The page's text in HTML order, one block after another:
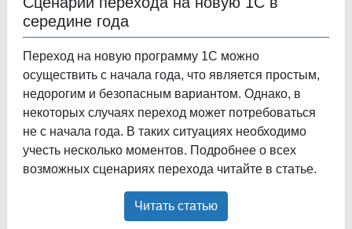
середине года
Переход на новую программу 1С можно
осуществить с начала года, что является простым,
недорогим и безопасным вариантом. Однако, в
некоторых случаях переход может потребоваться
не с начала года. В таких ситуациях необходимо
учесть несколько моментов. Подробнее о всех
возможных сценариях перехода читайте в статье.
Читать статью